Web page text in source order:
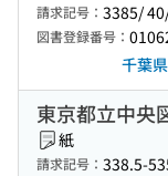
請求記号： 3385/
図書登録番号：
千葉
東京都立中央
紙
請求記号： 338.5-